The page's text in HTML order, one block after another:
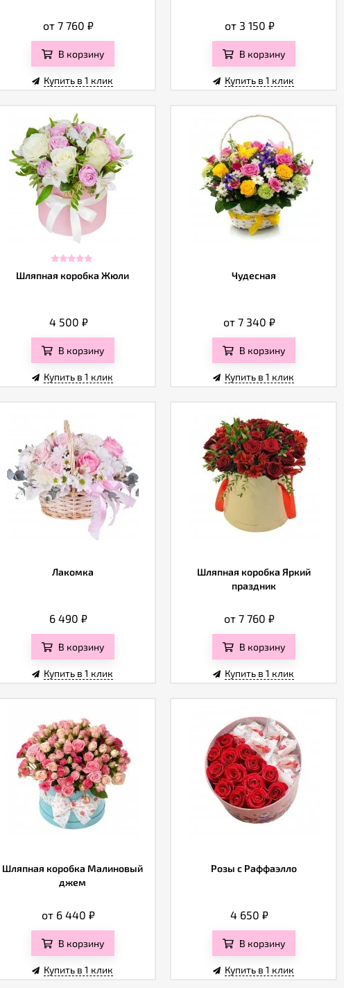
от 7 760 ₽
В корзину
Купить в 1 клик
от 3 150 ₽
В корзину
Купить в 1 клик
Шляпная коробка Жюли
4 500 ₽
В корзину
Купить в 1 клик
Чудесная
от 7 340 ₽
В корзину
Купить в 1 клик
Лакомка
6 490 ₽
В корзину
Купить в 1 клик
Шляпная коробка Яркий
праздник
от 7 760 ₽
В корзину
Купить в 1 клик
Шляпная коробка Малиновый
джем
от 6 440 ₽
В корзину
Купить в 1 клик
Розы с Раффаэлло
4 650 ₽
В корзину
Купить в 1 клик